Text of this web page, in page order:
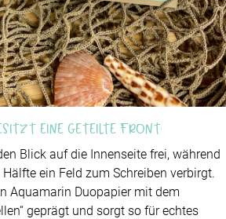
eine geteilte Front:
Blick auf die Innenseite frei, während
ein Feld zum Schreiben verbirgt.
Aquamarin Duopapier mit dem
geprägt und sorgt so für echtes